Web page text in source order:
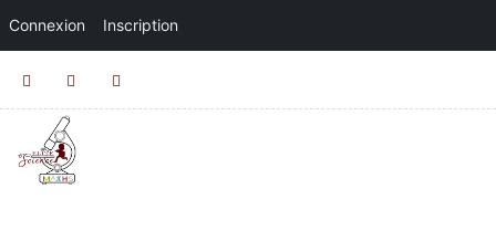
Connexion Inscription